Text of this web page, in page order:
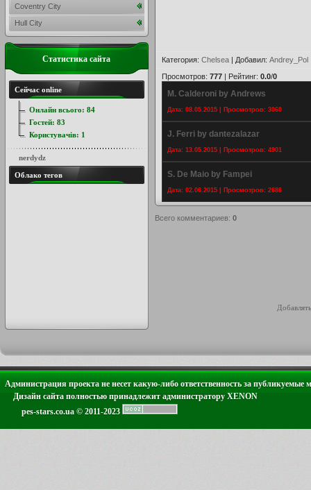
Категория: Chelsea | Добавил: Andrey_Pol
Просмотров: 777 | Рейтинг: 0.0/0
M. Calderoni by Andrews
Дата: 08.05.2015 | Просмотров: 3060
J. Ferri by dantezalazar
Дата: 13.05.2015 | Просмотров: 4901
S. De Maio by Fampei
Дата: 02.06.2015 | Просмотров: 2686
Всего комментариев: 0
Coventry City
Hull City
Статистика сайта
Сейчас online
Онлайн всього: 84
Гостей: 83
Користувачів: 1
nerdydz
Облако тегов
Администрация проекта не несет какую-либо ответственность за публикуемые
Дизайн сайта полностью принадлежит администратору XENON
pes-stars.co.ua © 2011-2023